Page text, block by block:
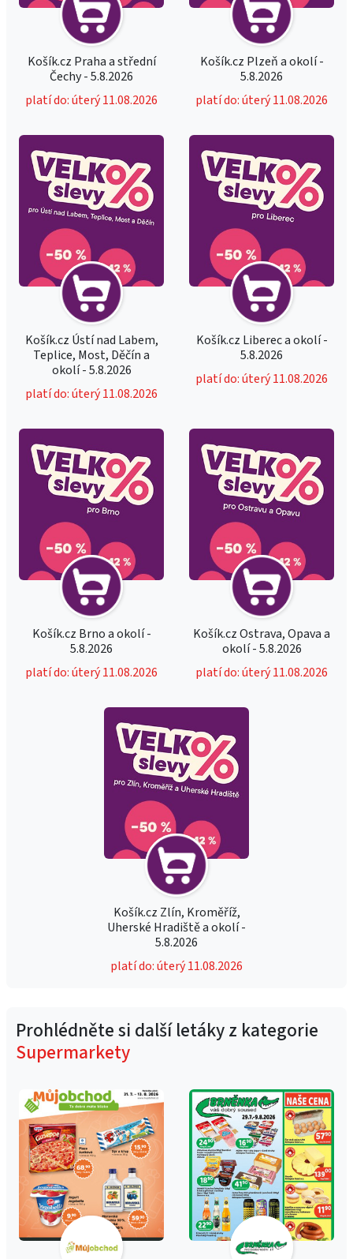
Košík.cz Praha a střední
Čechy - 5.8.2026
platí do: úterý 11.08.2026
Košík.cz Plzeň a okolí -
5.8.2026
platí do: úterý 11.08.2026
Košík.cz Ústí nad Labem,
Teplice, Most, Děčín a
okolí - 5.8.2026
platí do: úterý 11.08.2026
Košík.cz Liberec a okolí -
5.8.2026
platí do: úterý 11.08.2026
Košík.cz Brno a okolí -
5.8.2026
platí do: úterý 11.08.2026
Košík.cz Ostrava, Opava a
okolí - 5.8.2026
platí do: úterý 11.08.2026
Košík.cz Zlín, Kroměříž,
Uherské Hradiště a okolí -
5.8.2026
platí do: úterý 11.08.2026
Prohlédněte si další letáky z kategorie
Supermarkety